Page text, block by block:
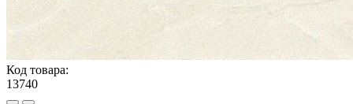
Код товара:
13740